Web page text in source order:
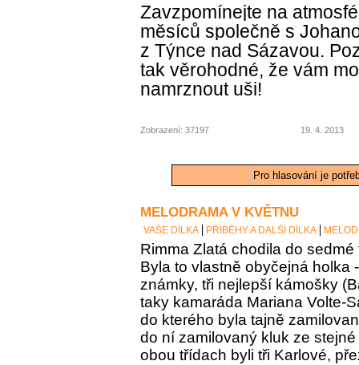
Zavzpomínejte na
měsíců společně s
z Týnce nad Sázavou.
tak věrohodné, že vám
namrznout uši!
Zobrazení: 37197 19. 4. 2013
Pro hlasování je
MELODRAMA V KVĚTNU
VAŠE DÍLKA PŘÍBĚHY A DALŠÍ DÍLKA
Rimma Zlatá chodila do
Byla to vlastně obyčejná holka
známky, tři nejlepší kámošky
taky kamaráda Mariana Volte-
do kterého byla tajně
do ní zamilovaný kluk ze
obou třídach byli tři Karlové,